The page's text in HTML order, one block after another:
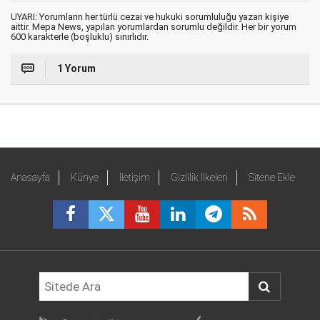
UYARI: Yorumların her türlü cezai ve hukuki sorumluluğu yazan kişiye
aittir. Mepa News, yapılan yorumlardan sorumlu değildir. Her bir yorum
600 karakterle (boşluklu) sınırlıdır.
1 Yorum
Anasayfa Künye İletişim Gizlilik İlkeleri Sitene Ekle